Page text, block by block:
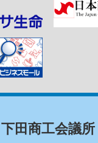
下田商工会議所